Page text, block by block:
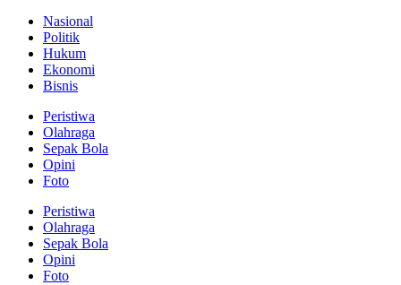
Nasional
Politik
Hukum
Ekonomi
Bisnis
Peristiwa
Olahraga
Sepak Bola
Opini
Foto
Peristiwa
Olahraga
Sepak Bola
Opini
Foto